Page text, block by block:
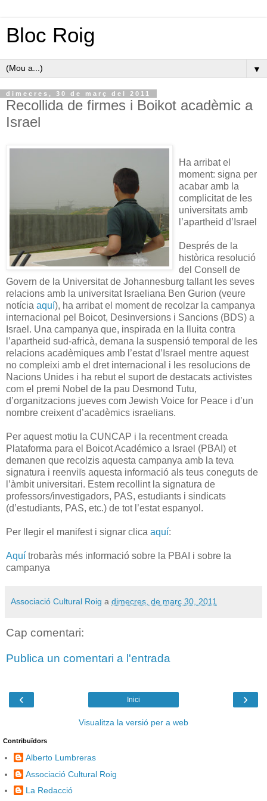
Bloc Roig
▼
dimecres, 30 de març del 2011
Recollida de firmes i Boikot acadèmic a
Israel
Ha arribat el
moment: signa per
acabar amb la
complicitat de les
universitats amb
l’apartheid d’Israel
Després de la
històrica resolució
del Consell de
Govern de la Universitat de Johannesburg tallant les seves
relacions amb la universitat Israeliana Ben Gurion (veure
notícia aquí), ha arribat el moment de recolzar la campanya
internacional pel Boicot, Desinversions i Sancions (BDS) a
Israel. Una campanya que, inspirada en la lluita contra
l’apartheid sud-africà, demana la suspensió temporal de les
relacions acadèmiques amb l’estat d’Israel mentre aquest
no compleixi amb el dret internacional i les resolucions de
Nacions Unides i ha rebut el suport de destacats activistes
com el premi Nobel de la pau Desmond Tutu,
d’organitzacions jueves com Jewish Voice for Peace i d’un
nombre creixent d’acadèmics israelians.
Per aquest motiu la CUNCAP i la recentment creada
Plataforma para el Boicot Académico a Israel (PBAI) et
demanen que recolzis aquesta campanya amb la teva
signatura i reenviïs aquesta informació als teus coneguts de
l’àmbit universitari. Estem recollint la signatura de
professors/investigadors, PAS, estudiants i sindicats
(d’estudiants, PAS, etc.) de tot l’estat espanyol.
Per llegir el manifest i signar clica aquí:
Aquí trobaràs més informació sobre la PBAI i sobre la
campanya
Associació Cultural Roig a dimecres, de març 30, 2011
Cap comentari:
Publica un comentari a l'entrada
‹ ›
Inici
Visualitza la versió per a web
Contribuïdors
Alberto Lumbreras
Associació Cultural Roig
La Redacció